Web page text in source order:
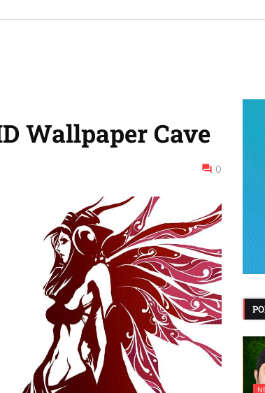
Wallpaper Cave
0